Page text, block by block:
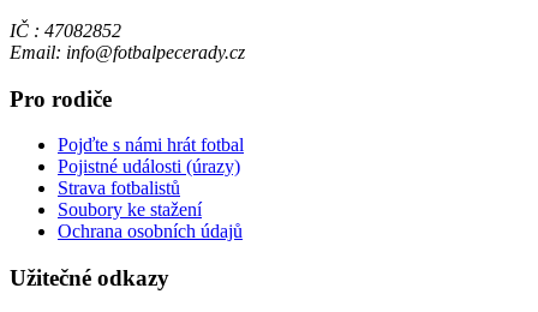
IČ : 47082852
Email: info@fotbalpecerady.cz
Pro rodiče
Pojďte s námi hrát fotbal
Pojistné události (úrazy)
Strava fotbalistů
Soubory ke stažení
Ochrana osobních údajů
Užitečné odkazy